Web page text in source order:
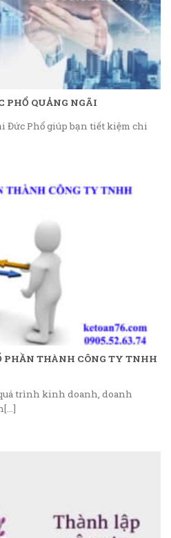
PHỔ QUẢNG NGÃI
Đức Phổ giúp bạn tiết kiệm chi
PHẦN THÀNH CÔNG TY TNHH
trình kinh doanh, doanh